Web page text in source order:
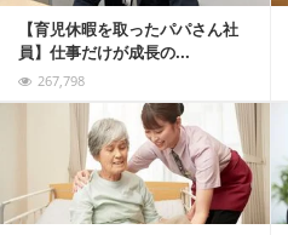
【育児休暇を取ったパパさん社
員】仕事だけが成長の...
267,798
記事を読む